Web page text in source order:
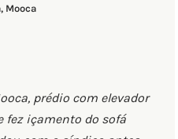
Mooca
prédio com elevador
fez içamento do sofá